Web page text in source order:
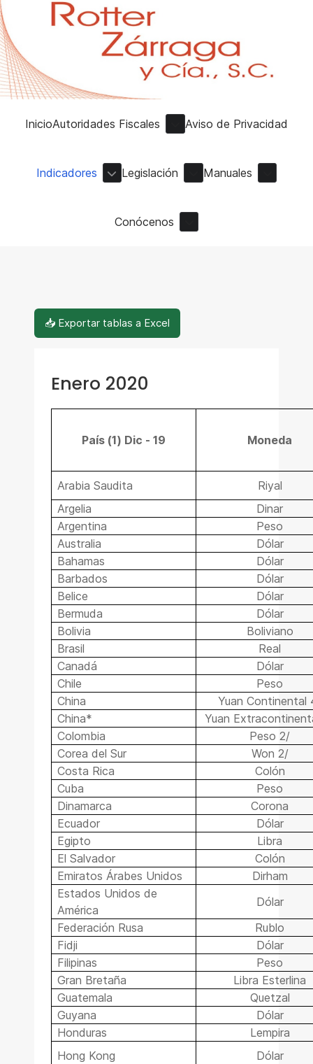
InicioAutoridades Fiscales Aviso de Privacidad
Indicadores Legislación Manuales
Conócenos
📥 Exportar tablas a Excel
Enero 2020
País (1) Dic - 19 Moneda
Arabia Saudita
Riyal
Argelia
Dinar
Argentina
Peso
Australia
Dólar
Bahamas
Dólar
Barbados
Dólar
Belice
Dólar
Bermuda
Dólar
Bolivia
Boliviano
Brasil
Real
Canadá
Dólar
Chile
Peso
China
Yuan Continental
China*
Yuan
Colombia
Peso 2/
Corea del Sur
Won 2/
Costa Rica
Colón
Cuba
Peso
Dinamarca
Corona
Ecuador
Dólar
Egipto
Libra
El Salvador
Colón
Emiratos Árabes Unidos
Dirham
Estados Unidos de
América
Dólar
Federación Rusa
Rublo
Fidji
Dólar
Filipinas
Peso
Gran Bretaña
Libra Esterlina
Guatemala
Quetzal
Guyana
Dólar
Honduras
Lempira
Hong Kong
Dólar